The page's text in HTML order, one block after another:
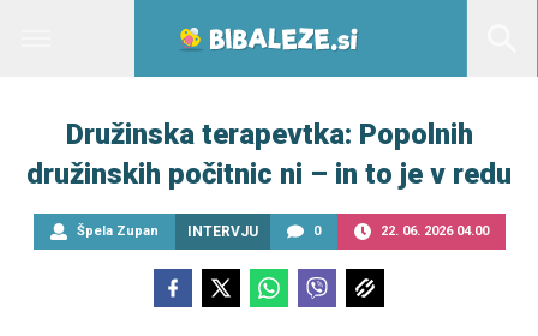
Družinska terapevtka: Popolnih
družinskih počitnic ni – in to je v redu
Špela Zupan INTERVJU 0 22. 06. 2026 04.00